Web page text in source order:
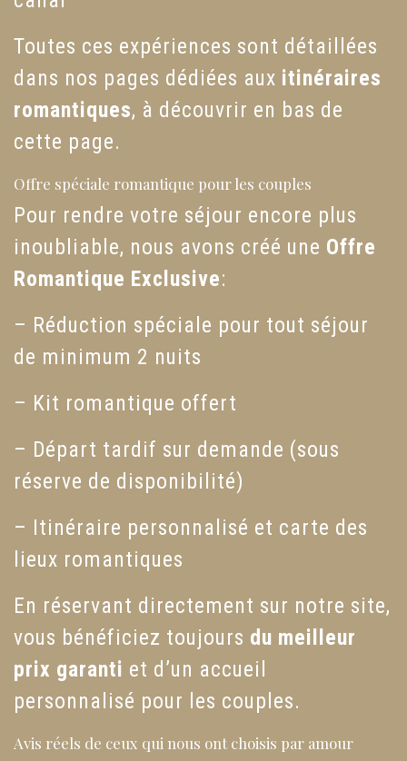
Toutes ces expériences sont détaillées
dans nos pages dédiées aux itinéraires
romantiques, à découvrir en bas de
cette page.
Offre spéciale romantique pour les couples
Pour rendre votre séjour encore plus
inoubliable, nous avons créé une Offre
Romantique Exclusive:
– Réduction spéciale pour tout séjour
de minimum 2 nuits
– Kit romantique offert
– Départ tardif sur demande (sous
réserve de disponibilité)
– Itinéraire personnalisé et carte des
lieux romantiques
En réservant directement sur notre site,
vous bénéficiez toujours du meilleur
prix garanti et d’un accueil
personnalisé pour les couples.
Avis réels de ceux qui nous ont choisis par amour